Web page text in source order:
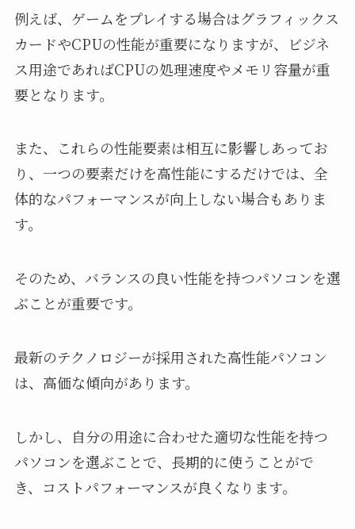
例えば、ゲームをプレイする場合はグラフィックス
カードやCPUの性能が重要になりますが、ビジネ
ス用途であればCPUの処理速度やメモリ容量が重
要となります。
また、これらの性能要素は相互に影響しあってお
り、一つの要素だけを高性能にするだけでは、全
体的なパフォーマンスが向上しない場合もありま
す。
そのため、バランスの良い性能を持つパソコンを選
ぶことが重要です。
最新のテクノロジーが採用された高性能パソコン
は、高価な傾向があります。
しかし、自分の用途に合わせた適切な性能を持つ
パソコンを選ぶことで、長期的に使うことがで
き、コストパフォーマンスが良くなります。